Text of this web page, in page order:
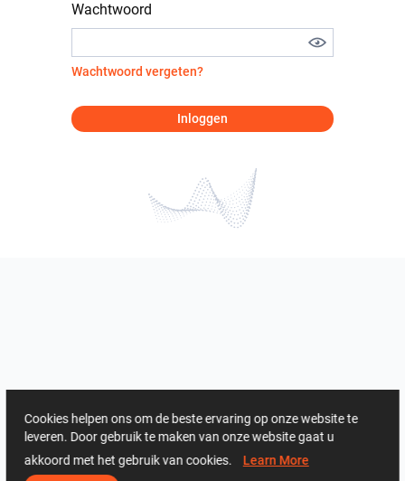
Wachtwoord
Wachtwoord vergeten?
Inloggen
Cookies helpen ons om de beste ervaring op onze website te
leveren. Door gebruik te maken van onze website gaat u
akkoord met het gebruik van cookies. Learn More